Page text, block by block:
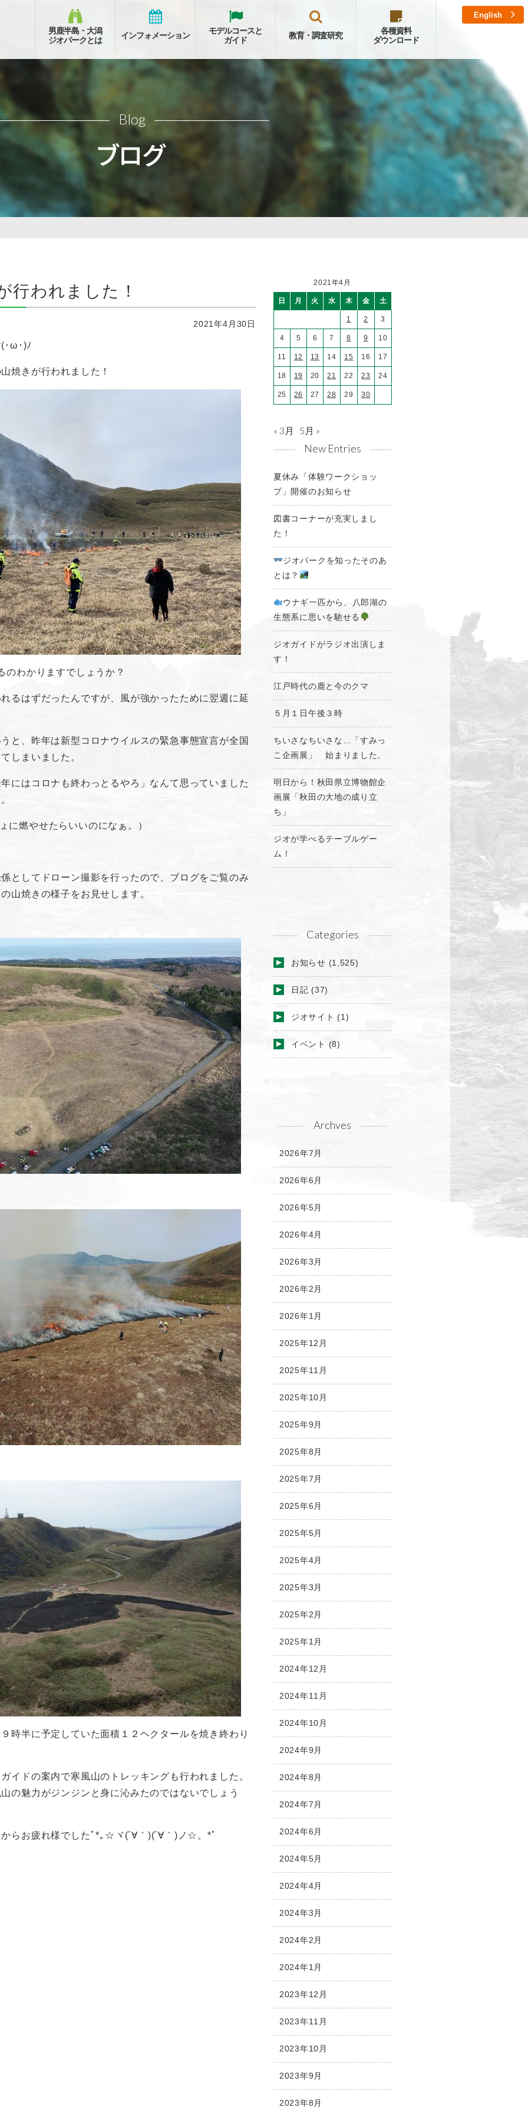
男鹿半島・大潟
ジオパークとは
インフォメーション
モデルコースと
ガイド
教育・調査研究
各種資料
ダウンロード
English
Blog
行われました！
2021年4月30日
･ω･)ﾉ
焼きが行われました！
のわかりますでしょうか？
るはずだったんですが、風が強かったために翌週に延
と、昨年は新型コロナウイルスの緊急事態宣言が全国
しまいました。
にはコロナも終わっとるやろ」なんて思っていました
燃やせたらいいのになぁ。）
としてドローン撮影を行ったので、ブログをご覧のみ
山焼きの様子をお見せします。
時半に予定していた面積１２ヘクタールを焼き終わり
イドの案内で寒風山のトレッキングも行われました。
の魅力がジンジンと身に沁みたのではないでしょう
らお疲れ様でしたﾟ*｡☆ヾ(´∀｀)(´∀｀)ノ☆。*ﾟ
2021年4月
日 月 火 水 木 金 土
1 2 3
4 5 6 7 8 9 10
11 12 13 14 15 16 17
18 19 20 21 22 23 24
25 26 27 28 29 30
« 3月 5月 »
New Entries
夏休み「体験ワークショッ
プ」開催のお知らせ
図書コーナーが充実しまし
た！
ジオパークを知ったそのあ
とは？
ウナギ一匹から、八郎湖の
生態系に思いを馳せる
ジオガイドがラジオ出演しま
す！
江戸時代の鹿と今のクマ
５月１日午後３時
ちいさなちいさな…「すみっ
こ企画展」 始まりました。
明日から！秋田県立博物館企
画展「秋田の大地の成り立
ち」
ジオが学べるテーブルゲー
ム！
Categories
お知らせ (1,525)
日記 (37)
ジオサイト (1)
イベント (8)
Archves
2026年7月
2026年6月
2026年5月
2026年4月
2026年3月
2026年2月
2026年1月
2025年12月
2025年11月
2025年10月
2025年9月
2025年8月
2025年7月
2025年6月
2025年5月
2025年4月
2025年3月
2025年2月
2025年1月
2024年12月
2024年11月
2024年10月
2024年9月
2024年8月
2024年7月
2024年6月
2024年5月
2024年4月
2024年3月
2024年2月
2024年1月
2023年12月
2023年11月
2023年10月
2023年9月
2023年8月